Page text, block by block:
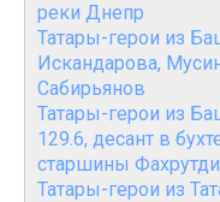
реки Днепр
Татары-герои из
Искандарова,
Сабирьянов
Татары-герои из
129.6, десант в
старшины
Татары-герои из